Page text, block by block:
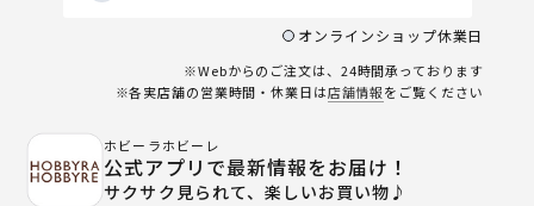
オンラインショップ休業日
※Webからのご注文は、24時間承っております
※各実店舗の営業時間・休業日は店舗情報をご覧ください
ホビーラホビーレ
公式アプリで最新情報をお届け！
サクサク見られて、楽しいお買い物♪